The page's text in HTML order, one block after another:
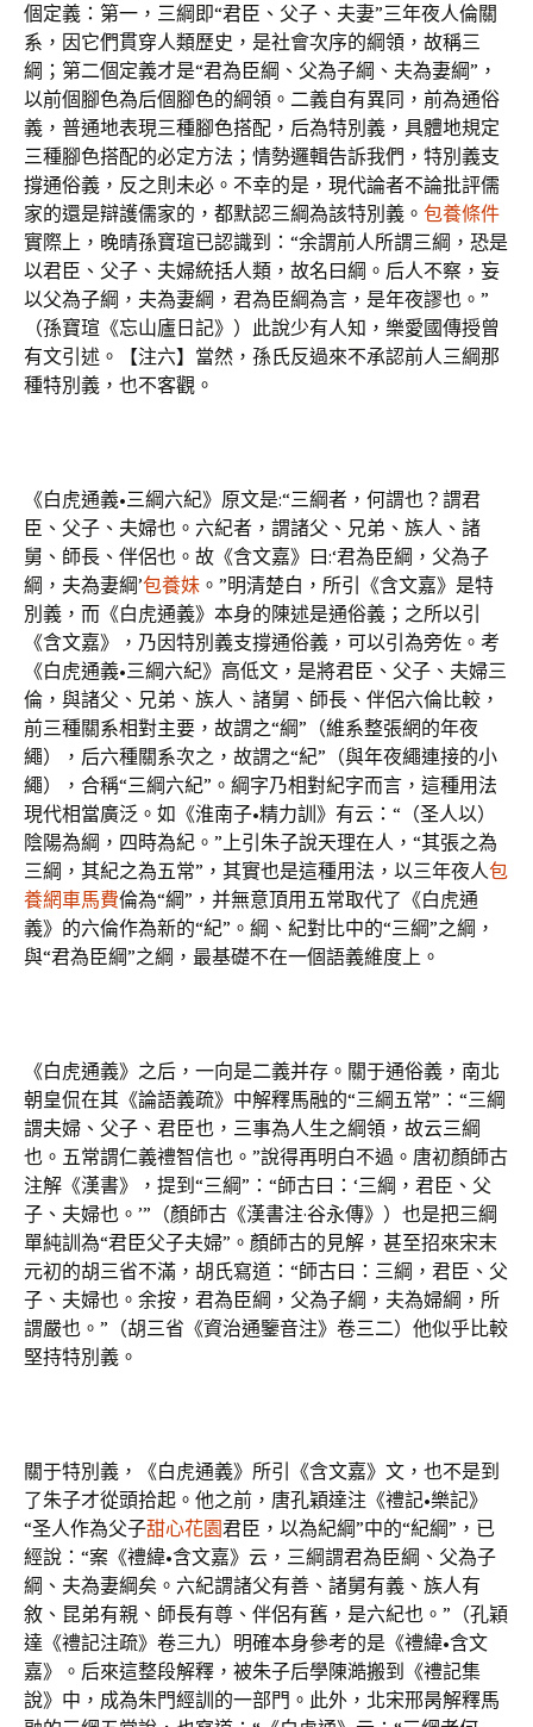
個定義：第一，三綱即“君臣、父子、夫妻”三年夜人倫關
系，因它們貫穿人類歷史，是社會次序的綱領，故稱三
綱；第二個定義才是“君為臣綱、父為子綱、夫為妻綱”，
以前個腳色為后個腳色的綱領。二義自有異同，前為通俗
義，普通地表現三種腳色搭配，后為特別義，具體地規定
三種腳色搭配的必定方法；情勢邏輯告訴我們，特別義支
撐通俗義，反之則未必。不幸的是，現代論者不論批評儒
家的還是辯護儒家的，都默認三綱為該特別義。 包養條件
實際上，晚晴孫寶瑄已認識到：“余謂前人所謂三綱，恐是
以君臣、父子、夫婦統括人類，故名曰綱。后人不察，妄
以父為子綱，夫為妻綱，君為臣綱為言，是年夜謬也。”
（孫寶瑄《忘山廬日記》）此說少有人知，樂愛國傳授曾
有文引述。【注六】當然，孫氏反過來不承認前人三綱那
種特別義，也不客觀。
《白虎通義•三綱六紀》原文是:“三綱者，何謂也？謂君
臣、父子、夫婦也。六紀者，謂諸父、兄弟、族人、諸
舅、師長、伴侶也。故《含文嘉》曰:‘君為臣綱，父為子
綱，夫為妻綱’包養妹 。”明清楚白，所引《含文嘉》是特
別義，而《白虎通義》本身的陳述是通俗義；之所以引
《含文嘉》，乃因特別義支撐通俗義，可以引為旁佐。考
《白虎通義•三綱六紀》高低文，是將君臣、父子、夫婦三
倫，與諸父、兄弟、族人、諸舅、師長、伴侶六倫比較，
前三種關系相對主要，故謂之“綱”（維系整張網的年夜
繩），后六種關系次之，故謂之“紀”（與年夜繩連接的小
繩），合稱“三綱六紀”。綱字乃相對紀字而言，這種用法
現代相當廣泛。如《淮南子•精力訓》有云：“（圣人以）
陰陽為綱，四時為紀。”上引朱子說天理在人，“其張之為
三綱，其紀之為五常”，其實也是這種用法，以三年夜人包
養網車馬費倫為“綱”，并無意頂用五常取代了《白虎通
義》的六倫作為新的“紀”。綱、紀對比中的“三綱”之綱，
與“君為臣綱”之綱，最基礎不在一個語義維度上。
《白虎通義》之后，一向是二義并存。關于通俗義，南北
朝皇侃在其《論語義疏》中解釋馬融的“三綱五常”：“三綱
謂夫婦、父子、君臣也，三事為人生之綱領，故云三綱
也。五常謂仁義禮智信也。”說得再明白不過。唐初顏師古
注解《漢書》，提到“三綱”：“師古曰：‘三綱，君臣、父
子、夫婦也。’”（顏師古《漢書注·谷永傳》）也是把三綱
單純訓為“君臣父子夫婦”。顏師古的見解，甚至招來宋末
元初的胡三省不滿，胡氏寫道：“師古曰：三綱，君臣、父
子、夫婦也。余按，君為臣綱，父為子綱，夫為婦綱，所
謂嚴也。”（胡三省《資治通鑒音注》卷三二）他似乎比較
堅持特別義。
關于特別義，《白虎通義》所引《含文嘉》文，也不是到
了朱子才從頭拾起。他之前，唐孔穎達注《禮記•樂記》
“圣人作為父子甜心花園君臣，以為紀綱”中的“紀綱”，已
經說：“案《禮緯•含文嘉》云，三綱謂君為臣綱、父為子
綱、夫為妻綱矣。六紀謂諸父有善、諸舅有義、族人有
敘、昆弟有親、師長有尊、伴侶有舊，是六紀也。”（孔穎
達《禮記注疏》卷三九）明確本身參考的是《禮緯•含文
嘉》。后來這整段解釋，被朱子后學陳澔搬到《禮記集
說》中，成為朱門經訓的一部門。此外，北宋邢昺解釋馬